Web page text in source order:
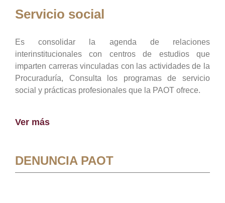
Servicio social
Es consolidar la agenda de relaciones
interinstitucionales con centros de estudios que
imparten carreras vinculadas con las actividades de la
Procuraduría, Consulta los programas de servicio
social y prácticas profesionales que la PAOT ofrece.
Ver más
DENUNCIA PAOT